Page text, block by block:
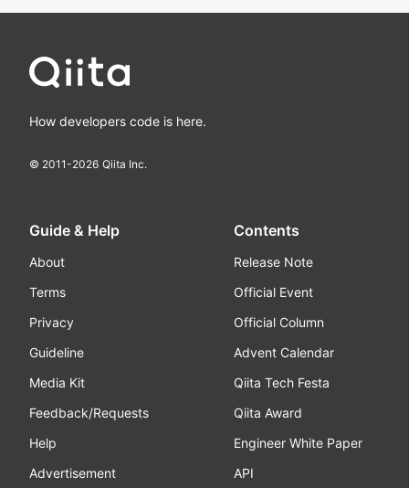
How developers code is here.
© 2011-2026 Qiita Inc.
Guide & Help
About
Terms
Privacy
Guideline
Media Kit
Feedback/Requests
Help
Advertisement
Contents
Release Note
Official Event
Official Column
Advent Calendar
Qiita Tech Festa
Qiita Award
Engineer White Paper
API